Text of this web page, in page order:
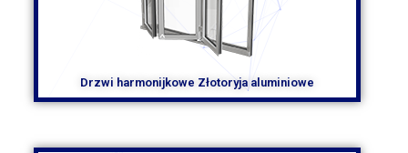
Drzwi harmonijkowe Złotoryja aluminiowe